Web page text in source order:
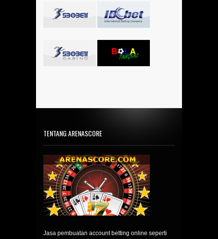
TENTANG ARENASCORE
Jasa pembuatan account betting online seperti